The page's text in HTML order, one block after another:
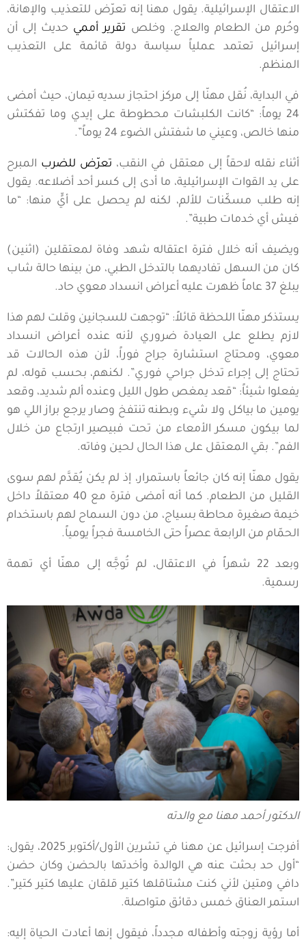
الاعتقال الإسرائيلية. يقول مهنا إنه تعرّض للتعذيب والإهانة،
وحُرم من الطعام والعلاج. وخلص تقرير أممي حديث إلى أن
إسرائيل تعتمد عملياً سياسة دولة قائمة على التعذيب
المنظم.
في البداية، نُقل مهنّا إلى مركز احتجاز سديه تيمان، حيث أمضى
24 يوماً: “كانت الكلبشات محطوطة على إيدي وما تفكتش
منها خالص، وعيني ما شفتش الضوء 24 يوماً”.
أثناء نقله لاحقاً إلى معتقل في النقب، تعرّض للضرب المبرح
على يد القوات الإسرائيلية، ما أدى إلى كسر أحد أضلاعه. يقول
إنه طلب مسكّنات للألم، لكنه لم يحصل على أيٍّ منها: “ما
فيش أي خدمات طبية”.
ويضيف أنه خلال فترة اعتقاله شهد وفاة لمعتقلين (اثنين)
كان من السهل تفاديهما بالتدخل الطبي، من بينها حالة شاب
يبلغ 37 عاماً ظهرت عليه أعراض انسداد معوي حاد.
يستذكر مهنّا اللحظة قائلاً: “توجهت للسجانين وقلت لهم هذا
لازم يطلع على العيادة ضروري لأنه عنده أعراض انسداد
معوي، ومحتاج استشارة جراح فوراً، لأن هذه الحالات قد
تحتاج إلى إجراء تدخل جراحي فوري”. لكنهم، بحسب قوله، لم
يفعلوا شيئاً: “قعد يمغص طول الليل وعنده ألم شديد، وقعد
يومين ما بياكل ولا شيء وبطنه تنتفخ وصار يرجع براز اللي هو
لما بيكون مسكر الأمعاء من تحت فبيصير ارتجاع من خلال
الفم”. بقي المعتقل على هذا الحال لحين وفاته.
يقول مهنّا إنه كان جائعاً باستمرار، إذ لم يكن يُقدَّم لهم سوى
القليل من الطعام. كما أنه أمضى فترة مع 40 معتقلاً داخل
خيمة صغيرة محاطة بسياج، من دون السماح لهم باستخدام
الحمّام من الرابعة عصراً حتى الخامسة فجراً يومياً.
وبعد 22 شهراً في الاعتقال، لم تُوجَّه إلى مهنّا أي تهمة
رسمية.
الدكتور أحمد مهنا مع والدته
أفرجت إسرائيل عن مهنا في تشرين الأول/أكتوبر 2025، يقول:
“أول حد بحثت عنه هي الوالدة وأخدتها بالحضن وكان حضن
دافي ومتين لأني كنت مشتاقلها كتير قلقان عليها كتير كتير”.
استمر العناق خمس دقائق متواصلة.
أما رؤية زوجته وأطفاله مجدداً، فيقول إنها أعادت الحياة إليه: